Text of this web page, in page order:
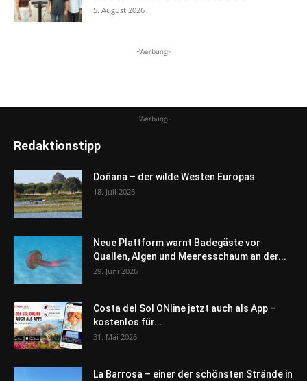
5. August 2026
-Werbung-
-Werbung-
Redaktionstipp
Doñana – der wilde Westen Europas
18. Juli 2026
Neue Plattform warnt Badegäste vor
Quallen, Algen und Meeresschaum an der...
29. Juni 2026
Costa del Sol ONline jetzt auch als App –
kostenlos für...
31. Mai 2026
La Barrosa – einer der schönsten Strände in